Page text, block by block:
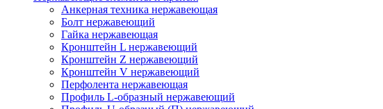
Анкерная техника нержавеющая
Болт нержавеющий
Гайка нержавеющая
Кронштейн L нержавеющий
Кронштейн Z нержавеющий
Кронштейн V нержавеющий
Перфолента нержавеющая
Профиль L-образный нержавеющий